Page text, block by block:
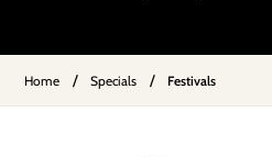
Home / Specials / Festivals